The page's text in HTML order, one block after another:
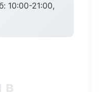
10:00-21:00,
в